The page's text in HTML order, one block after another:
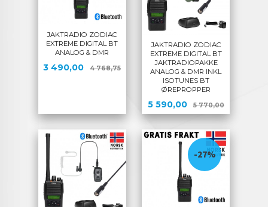
JAKTRADIO ZODIAC
EXTREME DIGITAL BT
ANALOG & DMR
Tilbud
3 490,00 4 768,75Rabatt
JAKTRADIO ZODIAC
EXTREME DIGITAL BT
JAKTRADIOPAKKE
ANALOG & DMR INKL
ISOTUNES BT
ØREPROPPER
Tilbud
5 590,00 5 770,00Rabatt
-27%